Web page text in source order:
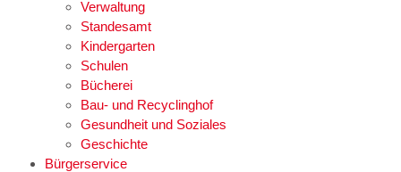
Verwaltung
Standesamt
Kindergarten
Schulen
Bücherei
Bau- und Recyclinghof
Gesundheit und Soziales
Geschichte
Bürgerservice